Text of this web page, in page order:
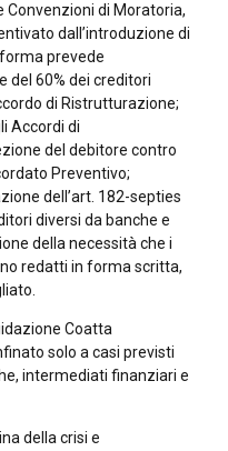
Convenzioni di Moratoria,
dall’introduzione di
prevede
del 60% dei creditori
di Ristrutturazione;
Accordi di
del debitore contro
Preventivo;
dell’art. 182-septies
diversi da banche e
della necessità che i
redatti in forma scritta,
Coatta
solo a casi previsti
intermediati finanziari e
della crisi e